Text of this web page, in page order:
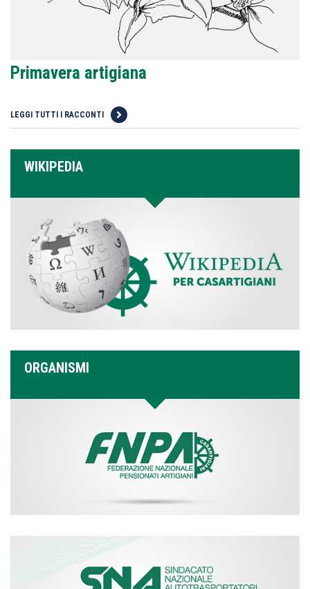
Primavera artigiana
LEGGI TUTTI I RACCONTI
WIKIPEDIA
ORGANISMI